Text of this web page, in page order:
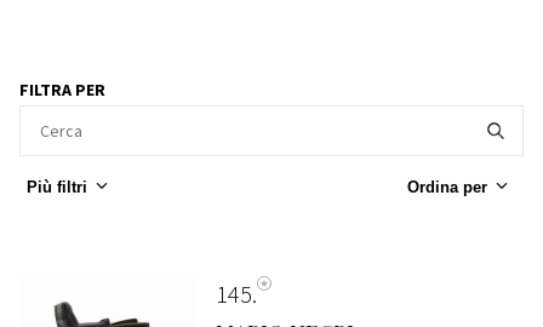
FILTRA PER
Più filtri Ordina per
145